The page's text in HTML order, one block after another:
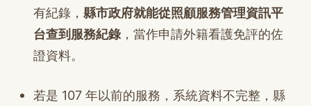
有紀錄，縣市政府就能從照顧服務管理資訊平
台查到服務紀錄，當作申請外籍看護免評的佐
證資料。
若是 107 年以前的服務，系統資料不完整，縣